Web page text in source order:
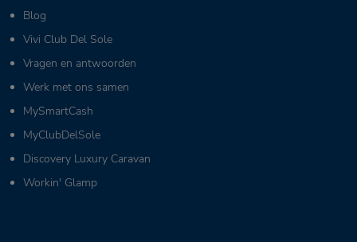
Blog
Vivi Club Del Sole
Vragen en antwoorden
Werk met ons samen
MySmartCash
MyClubDelSole
Discovery Luxury Caravan
Workin' Glamp